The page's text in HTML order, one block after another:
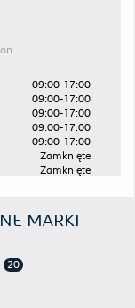
09:00-17:00
09:00-17:00
09:00-17:00
09:00-17:00
09:00-17:00
Zamknięte
Zamknięte
MARKI
20